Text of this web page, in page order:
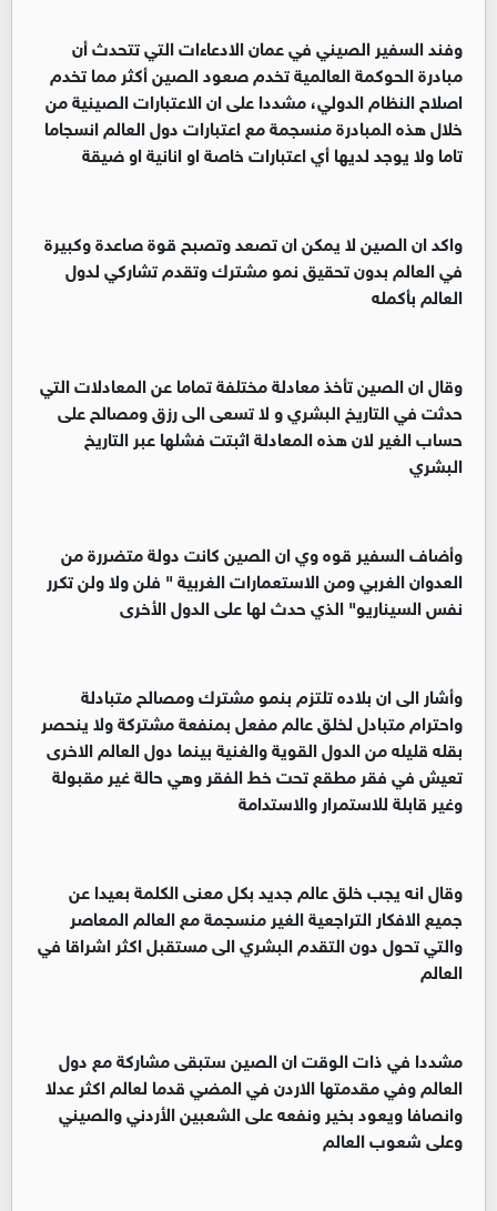
‏‏وفند السفير الصيني في عمان الادعاءات التي تتحدث أن
مبادرة الحوكمة العالمية تخدم صعود الصين أكثر مما تخدم
اصلاح النظام الدولي، مشددا على ان الاعتبارات الصينية من
خلال هذه المبادرة منسجمة مع اعتبارات دول العالم انسجاما
تاما ولا يوجد لديها أي اعتبارات خاصة او انانية او ضيقة
‏‏واكد ان الصين لا يمكن ان تصعد وتصبح قوة صاعدة وكبيرة
في العالم بدون تحقيق نمو مشترك وتقدم تشاركي لدول
العالم بأكمله
‏‏وقال ان الصين تأخذ معادلة مختلفة تماما عن المعادلات التي
حدثت في التاريخ البشري و لا تسعى الى رزق ومصالح على
حساب الغير لان هذه المعادلة اثبتت فشلها عبر التاريخ
البشري
‏‏وأضاف السفير قوه وي ان الصين كانت دولة متضررة من
العدوان الغربي ومن الاستعمارات الغربية " فلن ولا ولن تكرر
نفس السيناريو" الذي حدث لها على الدول الأخرى
‏‏وأشار الى ان بلاده تلتزم بنمو مشترك ومصالح متبادلة
واحترام متبادل لخلق عالم مفعل بمنفعة مشتركة ولا ينحصر
بقله قليله من الدول القوية والغنية بينما دول العالم الاخرى
تعيش في فقر مطقع تحت خط الفقر وهي حالة غير مقبولة
وغير قابلة للاستمرار والاستدامة
‏‏وقال انه يجب خلق عالم جديد بكل معنى الكلمة بعيدا عن
جميع الافكار التراجعية الغير منسجمة مع العالم المعاصر
والتي تحول دون التقدم البشري الى مستقبل اكثر اشراقا في
العالم
‏‏مشددا في ذات الوقت ان الصين ستبقى مشاركة مع دول
العالم وفي مقدمتها الاردن في المضي قدما لعالم اكثر عدلا
وانصافا ويعود بخير ونفعه على الشعبين الأردني والصيني
وعلى شعوب العالم